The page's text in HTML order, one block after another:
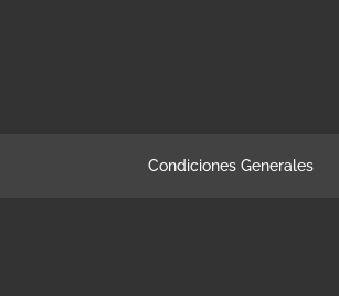
Condiciones Generales